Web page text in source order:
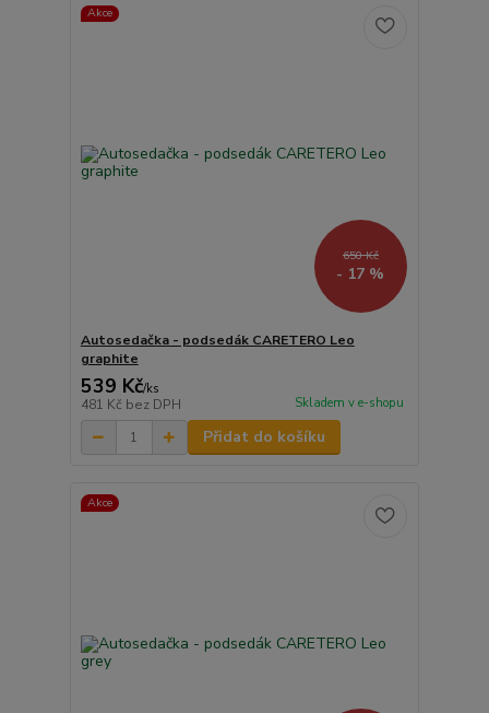
Akce
650 Kč
- 17 %
Autosedačka - podsedák CARETERO Leo
graphite
539 Kč/ks
481 Kč bez DPH Skladem v e-shopu
Přidat do košíku
Akce